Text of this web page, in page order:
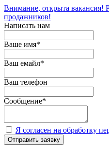
Внимание, открыта вакансия!
продажников!
Написать нам
Ваше имя*
Ваш емайл*
Ваш телефон
Сообщение*
Я согласен на обработку
Отправить заявку